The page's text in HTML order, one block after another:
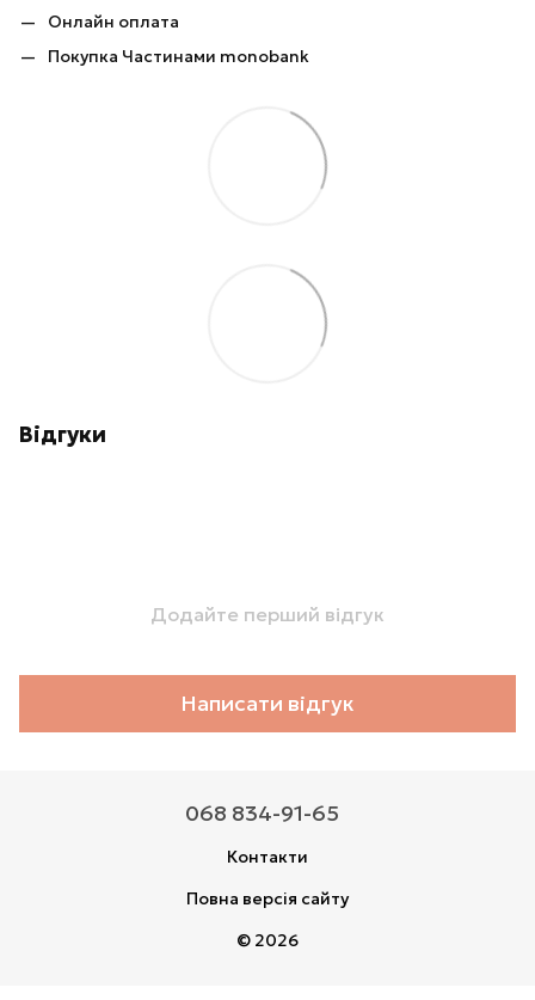
Онлайн оплата
Покупка Частинами monobank
Відгуки
Додайте перший відгук
Написати відгук
068 834-91-65
Контакти
Повна версія сайту
© 2026